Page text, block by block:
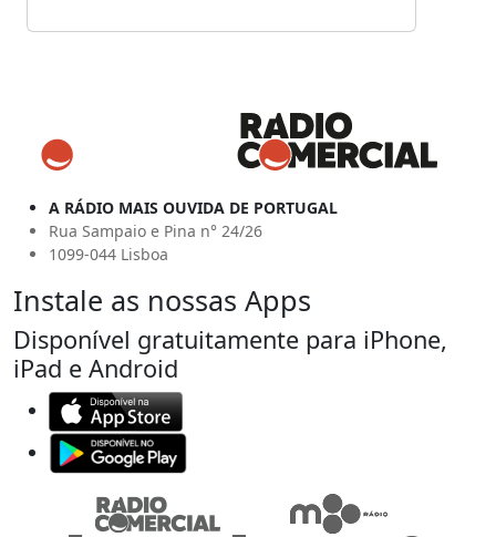
A RÁDIO MAIS OUVIDA DE PORTUGAL
Rua Sampaio e Pina n° 24/26
1099-044 Lisboa
Instale as nossas Apps
Disponível gratuitamente para iPhone,
iPad e Android